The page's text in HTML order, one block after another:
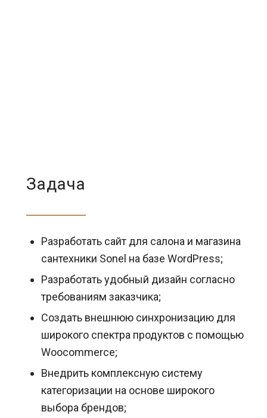
Задача
Разработать сайт для салона и магазина
сантехники Sonel на базе WordPress;
Разработать удобный дизайн согласно
требованиям заказчика;
Создать внешнюю синхронизацию для
широкого спектра продуктов с помощью
Woocommerce;
Внедрить комплексную систему
категоризации на основе широкого
выбора брендов;